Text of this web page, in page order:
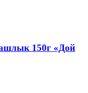
150г «Дой